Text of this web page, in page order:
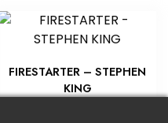
FIRESTARTER – STEPHEN
KING